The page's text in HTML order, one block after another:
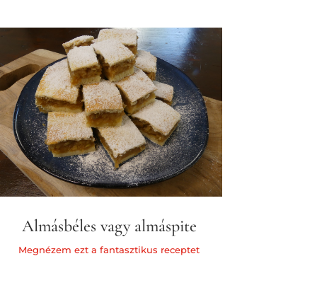
Almásbéles vagy almáspite
Megnézem ezt a fantasztikus receptet